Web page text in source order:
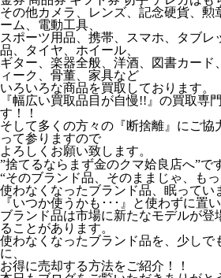
その他カメラ、レンズ、記念硬貨、勲
ーム、電動工具、
スポーツ用品、携帯、スマホ、タブレ
品、タイヤ、ホイール、
ギター、楽器全般、洋酒、図書カード
ィーク、骨董、家具など
いろいろな商品を買取しております。
『幅広い買取品目が自慢!!』の買取専
す！！
そして多くの方々の『断捨離』にご協
って参りますので
よろしくお願い致します。
”捨てるならまず金のクマ姶良店へ”で
“そのブランド品、そのままじゃ、も
使わなくなったブランド品、眠ってい
『いつか使うかも･･･』と使わずに置
ブランド品は市場に新たなモデルが登
ることがあります。
使わなくなったブランド品を、少しで
に、
お得に売却する方法をご紹介！！